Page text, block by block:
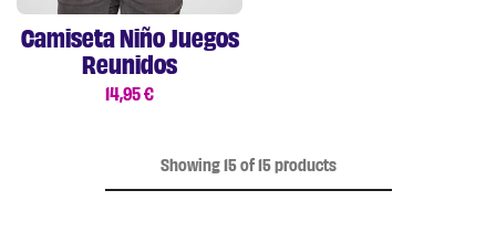
Camiseta Niño Juegos
Reunidos
14,95 €
Showing15 of 15 products